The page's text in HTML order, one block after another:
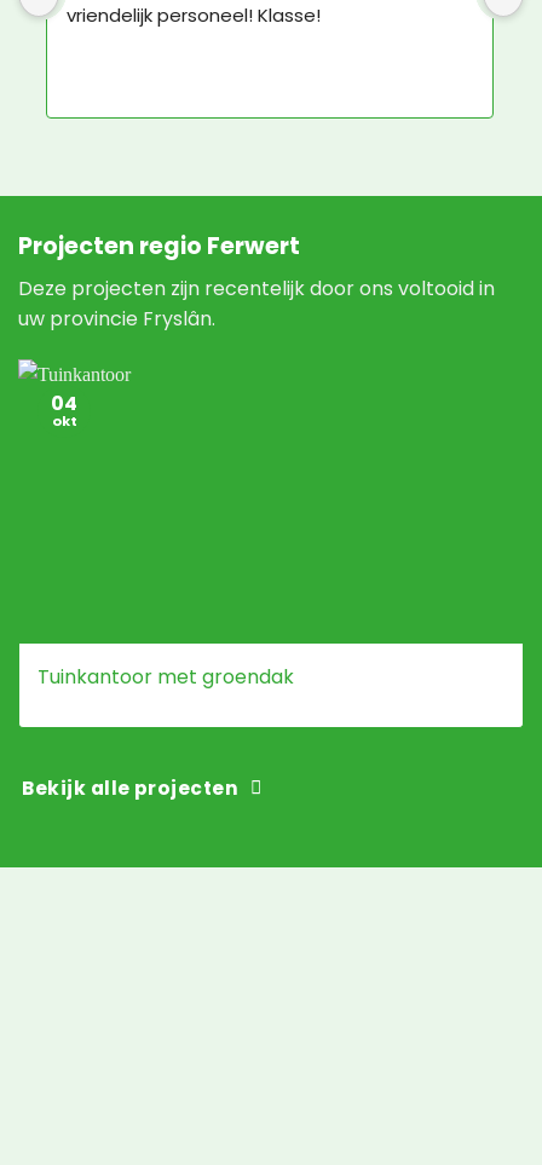
materiaal om het groene dak zelf aan te
Projecten regio Ferwert
Deze projecten zijn recentelijk door ons voltooid in
uw provincie Fryslân.
Tuinkantoor met groendak
04
okt
Bekijk alle projecten